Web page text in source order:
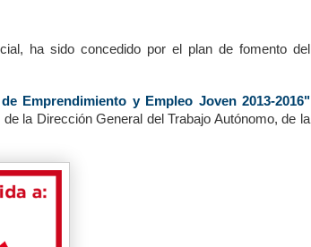
ha sido concedido por el plan de fomento del
Emprendimiento y Empleo Joven 2013-2016"
la Dirección General del Trabajo Autónomo, de la